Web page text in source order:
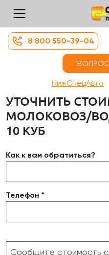
8 800 550-39-04
НижСпецАвто
УТОЧНИТЬ
МОЛОКОВОЗ/
10 КУБ
Как к вам обратиться?
Телефон *